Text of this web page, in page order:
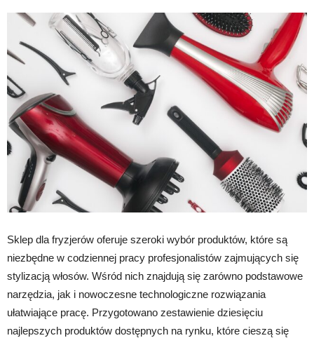
Sklep dla fryzjerów oferuje szeroki wybór produktów, które są
niezbędne w codziennej pracy profesjonalistów zajmujących się
stylizacją włosów. Wśród nich znajdują się zarówno podstawowe
narzędzia, jak i nowoczesne technologiczne rozwiązania
ułatwiające pracę. Przygotowano zestawienie dziesięciu
najlepszych produktów dostępnych na rynku, które cieszą się